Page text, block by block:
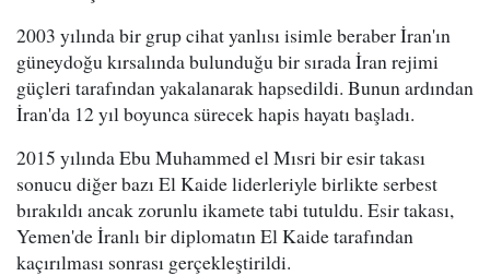
2003 yılında bir grup cihat yanlısı isimle beraber İran'ın
güneydoğu kırsalında bulunduğu bir sırada İran rejimi
güçleri tarafından yakalanarak hapsedildi. Bunun ardından
İran'da 12 yıl boyunca sürecek hapis hayatı başladı.
2015 yılında Ebu Muhammed el Mısri bir esir takası
sonucu diğer bazı El Kaide liderleriyle birlikte serbest
bırakıldı ancak zorunlu ikamete tabi tutuldu. Esir takası,
Yemen'de İranlı bir diplomatın El Kaide tarafından
kaçırılması sonrası gerçekleştirildi.